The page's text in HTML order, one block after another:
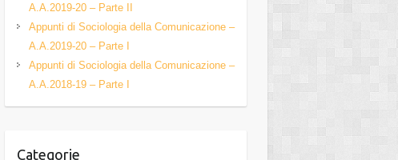
a
n
el
A.A.2019-20 – Parte II
Appunti di Sociologia della Comunicazione –
A.A.2019-20 – Parte I
Appunti di Sociologia della Comunicazione –
A.A.2018-19 – Parte I
Categorie